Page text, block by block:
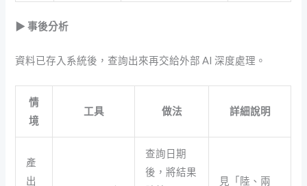
▶ 事後分析
資料已存入系統後，查詢出來再交給外部 AI 深度處理。
情
境
工具 做法 詳細說明
產
出
查詢日期
後，將結果
見「陸、兩